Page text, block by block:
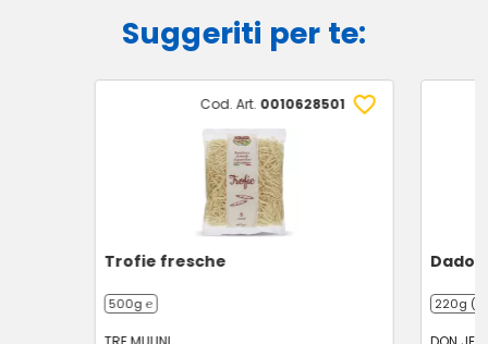
Suggeriti per te:
Cod. Art. 0010628501
Trofie fresche
500g ℮
Dado
220g